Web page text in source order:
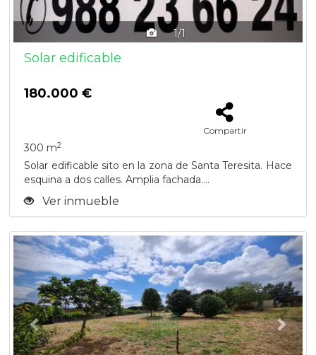
1/1
Solar edificable
180.000 €
Compartir
300 m2
Solar edificable sito en la zona de Santa Teresita. Hace
esquina a dos calles. Amplia fachada....
Ver inmueble
Previous Next